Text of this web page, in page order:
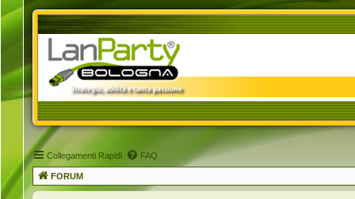
Collegamenti Rapidi FAQ
FORUM